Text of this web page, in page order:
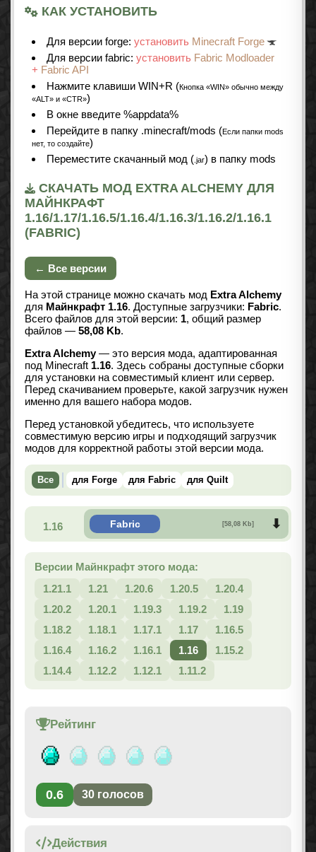
КАК УСТАНОВИТЬ
Для версии forge: установить Minecraft Forge
Для версии fabric: установить Fabric Modloader
+ Fabric API
Нажмите клавиши WIN+R (Кнопка «WIN» обычно между
«ALT» и «CTR»)
В окне введите %appdata%
Перейдите в папку .minecraft/mods (Если папки mods
нет, то создайте)
Переместите скачанный мод ( .jar) в папку mods
СКАЧАТЬ МОД EXTRA ALCHEMY ДЛЯ
МАЙНКРАФТ
1.16/1.17/1.16.5/1.16.4/1.16.3/1.16.2/1.16.1
(FABRIC)
← Все версии
На этой странице можно скачать мод Extra Alchemy
для Майнкрафт 1.16. Доступные загрузчики: Fabric.
Всего файлов для этой версии: 1, общий размер
файлов — 58,08 Kb.
Extra Alchemy— это версия мода, адаптированная
под Minecraft 1.16. Здесь собраны доступные сборки
для установки на совместимый клиент или сервер.
Перед скачиванием проверьте, какой загрузчик нужен
именно для вашего набора модов.
Перед установкой убедитесь, что используете
совместимую версию игры и подходящий загрузчик
модов для корректной работы этой версии мода.
Все для Forge для Fabric для Quilt
1.16 Fabric [58,08 Kb]
Версии Майнкрафт этого мода:
1.21.1
1.21 1.20.6 1.20.5
1.20.4
1.20.2
1.20.1 1.19.3 1.19.2
1.19
1.18.2
1.18.1 1.17.1 1.17
1.16.5
1.16.4
1.16.2 1.16.1 1.16
1.15.2
1.14.4
1.12.2 1.12.1 1.11.2
Рейтинг
0.6 30 голосов
Действия